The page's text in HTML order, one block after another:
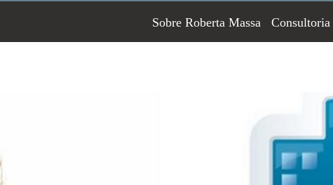
Sobre Roberta Massa Consultoria